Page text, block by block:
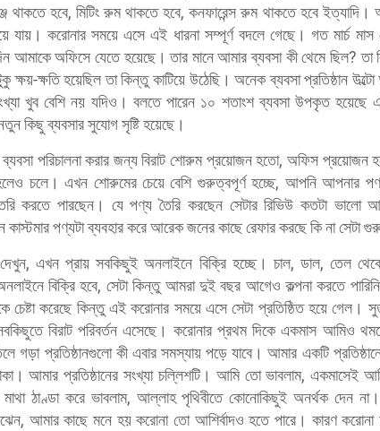
থাকতে হবে, মিটিং রুম থাকতে হবে, কনফারেন্স রুম থাকতে হবে ইত্যাদি।
যায়। করোনার সময়ে এসে এই ধারনা সম্পূর্ণ বদলে গেছে। গত মার্চ
আমাকে অফিসে যেতে হয়েছে। তার মানে আমার ব্যবসা কী থেমে ছিল?
ক্ষয়-ক্ষতি হয়েছিল তা কিন্তু কাটিয়ে উঠেছি। অনেক ব্যবসা প্রতিষ্ঠান
খুব বেশি নয় যদিও। বলতে পারেন ১০ শতাংশ ব্যবসা উপকৃত হয়েছে
কিছু ব্যবসার সুযোগ সৃষ্টি হয়েছে।
ব্যবসা পরিচালনা করার জন্য বিরাট শোরুম প্রয়োজন হতো, অফিস
চলে। এখন শোরুমের চেয়ে বেশি গুরুত্বপূর্ণ হচ্ছে, আপনি আপনার
করতে পারছেন। যে পণ্য তৈরি করছেন সেটার রিভিউ কতটা ভালো
পণ্যটা ব্যবহার করে আরেক জনের কাছে রেফার করছে কি না সেটা
এখন প্রায় সবকিছুই অনলাইনে বিক্রি হচ্ছে। চাল, ডাল, তেল
বিক্রি হবে, সেটা কিন্তু আমরা দুই বছর আগেও কল্পনা করতে
করেছে কিন্তু এই করোনার সময়ে এসে সেটা প্রতিষ্ঠিত হয়ে গেল।
বিরাট পরিবর্তন এসেছে। করোনার প্রথম দিকে একমাস আমিও
গড়া প্রতিষ্ঠানগুলো কী এবার সমস্যায় পড়ে যাবে। আমার একটি
আমার প্রতিষ্ঠানের সংখ্যা চল্লিশটি। আমি তো ভাবলাম, একমাসেই
ঠাণ্ডা করে ভাবলাম, আল্লাহ পৃথিবীতে কোনোকিছুই অনর্থক দেন
আমার কাছে মনে হয় করোনা তো আশির্বাদও হতে পারে। কারণ করোনা